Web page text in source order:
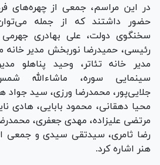
در این مراسم، جمعی از چهره‌های
حضور داشتند که از جمله
سخنگوی دولت، علی بهادری
رئیسی، حمیدرضا نوربخش مدیر خانه
مدیر خانه تئاتر، وحید پناهلو
سینمایی سوره، ماشاءالله
جلایی‌پور، محمدرضا ورزی، سید
محیا دهقانی، محمود بابایی، هادی
مرتضی علیزاده، مهدی جعفری،
رضا ثامری، سیدتقی سیدی و جمعی
هنر اشاره کرد.